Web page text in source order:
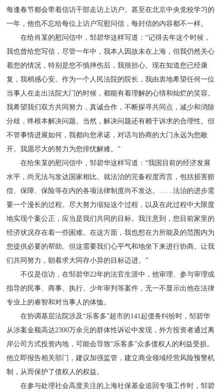
每逢春节都会带着信访干部走访上访户。甚至在北京中央党校学习的
一年，他也不忘给每位上访户写慰问信，每封信的内容都不一样。
在给肖某的慰问信中，邹碧华这样写道：“记得去年这个时候，
我也曾给您写信，尽管一年中，我本人因故未在上海，但我仍然关心
着您的情况，特别是您不慎摔伤后，我很担心。现在知道您已经康
复，我稍感心安。作为一个人民法院的院长，我由衷地希望任何一位
当事人在走出法院大门的时候，都能有着理解的心情和灿烂的笑容。
我希望我们双方共同努力，真诚合作，不断探寻共同点，减少和消除
分歧，终根本解决问题。当然，解决问题还有赖于诉求的合理性。但
不管事情进展如何，我都向您承诺，对话与协商的大门永远为您敞
开。我愿尽大的努力为您排忧解难。”
在给朱某的慰问信中，邹碧华这样写道：“我国目前的经济发展
水平，尚无法与发达国家相比。就法治的完备程度而言，包括损害赔
偿、保障、保险等在内的各项法律制度尚不发达。……法治的进步需
要一个漫长的过程。尽大努力缩短这个过程，以及在此过程中大限度
地实现个案公正，应当是我们共同的目标。我注意到，您目前家里的
经济状况存在着一些困难。在这方面，我也想在力所能及的范围内为
您提供必要的帮助。但这需要我们心平气和地坐下来进行协商。让我
们共同努力，朝着求大同存小异的目标迈进。”
不仅是信访，在邹碧华22年的法官生涯中，他审理、参与审理或
指导的民事、商事、执行、少年审判等案件，无一不显示出他在法律
专业上的睿智和对当事人的体恤。
在协调基层法院涉及“乐客多”超市的141起债务纠纷时，邹碧华
从涉案金额高达2300万余元的群体性诉讼中发现，外方投资者通过离
岸公司方式投资内地，可能会导致“乐客多”众多债权人的利益受损。
他立即报告相关部门，建议加强监管，建立商业领域经营风险预警机
制，从而保护了债权人的权益。
在参与处理社会高度关注的上海社保基金追回专项工作时，邹碧